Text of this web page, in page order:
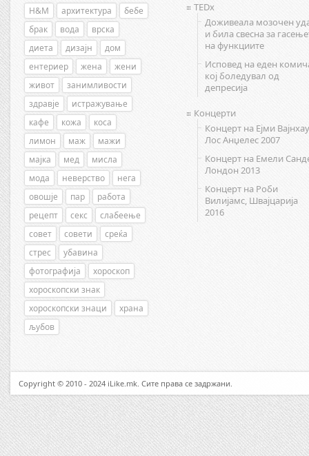
H&M архитектура
бебе
брак
вода
врска
диета
дизајн
дом
ентериер
жена
жени
живот
занимливости
здравје
истражување
кафе
кожа
коса
лимон
маж
мажи
мајка
мед
мисла
мода
неверство
нега
овошје
пар
работа
рецепт
секс
слабеење
совет
совети
среќа
стрес
убавина
фотографија
хороскоп
хороскопски знак
хороскопски знаци
храна
љубов
TEDx
Доживеала мозочен
и била свесна за
на функциите
Исповед на еден
кој боледувал од
депресија
Концерти
Концерт на Ејми
Лос Анџелес 2007
Концерт на Емели
Лондон 2013
Концерт на Роби
Вилијамс, Швајцарија
2016
Copyright © 2010 - 2024 iLike.mk. Сите права се задржани.